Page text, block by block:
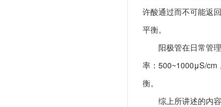
许酸通过而不可能返
平衡。
阳极管在日常管
率：500~1000μS/cm
衡。
综上所讲述的内